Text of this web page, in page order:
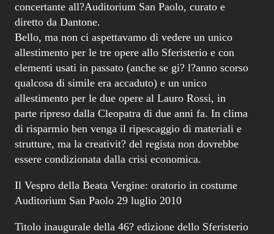
concertante all?Auditorium San Paolo, curato e
diretto da Dantone.
Bello, ma non ci aspettavamo di vedere un unico
allestimento per le tre opere allo Sferisterio e con
elementi usati in passato (anche se gi? l?anno scorso
qualcosa di simile era accaduto) e un unico
allestimento per le due opere al Lauro Rossi, in
parte ripreso dalla Cleopatra di due anni fa. In clima
di risparmio ben venga il ripescaggio di materiali e
strutture, ma la creativit? del regista non dovrebbe
essere condizionata dalla crisi economica.
Il Vespro della Beata Vergine: oratorio in costume
Auditorium San Paolo 29 luglio 2010
Titolo inaugurale della 46? edizione dello Sferisterio